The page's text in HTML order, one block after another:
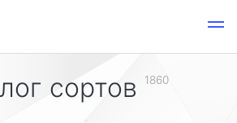
сортов 1860